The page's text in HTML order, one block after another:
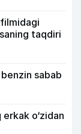
taqdiri
sabab
o‘zidan